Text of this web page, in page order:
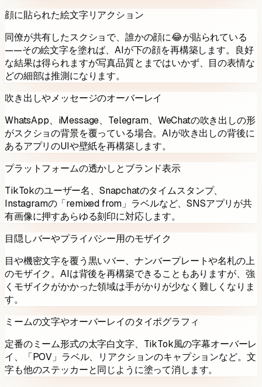
顔に貼られた絵文字リアクション
同僚が共有したスクショで、誰かの顔に😂が貼られている
——その絵文字を塗れば、AIが下の顔を再構築します。良好
な結果は得られますが写真品質とまではいかず、目の表情な
どの細部は推測になります。
吹き出しやメッセージのオーバーレイ
WhatsApp、iMessage、Telegram、WeChatの吹き出しの形
がスクショの背景を覆っている場合。AIが吹き出しの背後に
あるアプリのUIや壁紙を再構築します。
プラットフォームの透かしとブランド表示
TikTokのユーザー名、Snapchatのタイムスタンプ、
Instagramの「remixed from」ラベルなど、SNSアプリが共
有画像に押すあらゆる刻印に対応します。
目隠しバーやプライバシー用のモザイク
目や機密文字を覆う黒いバー、ナンバープレートや名札の上
のモザイク。AIは背後を再構築できることもありますが、強
くモザイクがかかった領域は手がかりが少なく難しくなりま
す。
ミームの文字やオーバーレイのタイポグラフィ
定番のミーム形式の太字白文字、TikTok風の字幕オーバーレ
イ、「POV」ラベル、リアクションのキャプションなど。文
字も他のステッカーと同じように塗って消します。